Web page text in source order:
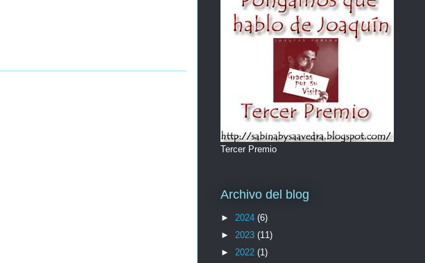
Tercer Premio
Archivo del blog
► 2024 (6)
► 2023 (11)
► 2022 (1)